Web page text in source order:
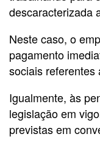
descaracterizada
Neste caso, o
pagamento
sociais referentes
Igualmente, às
legislação em
previstas em